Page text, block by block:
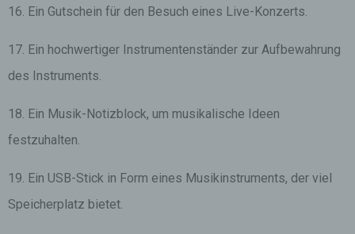
16. Ein Gutschein für den Besuch eines Live-Konzerts.
17. Ein hochwertiger Instrumentenständer zur Aufbewahrung
des Instruments.
18. Ein Musik-Notizblock, um musikalische Ideen
festzuhalten.
19. Ein USB-Stick in Form eines Musikinstruments, der viel
Speicherplatz bietet.